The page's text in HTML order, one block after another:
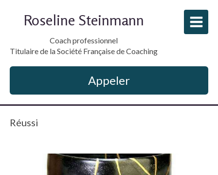
Roseline Steinmann
Coach professionnel
Titulaire de la Société Française de Coaching
Appeler
Réussi